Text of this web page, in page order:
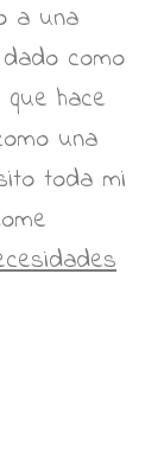
a una
como
hace
una
toda mi